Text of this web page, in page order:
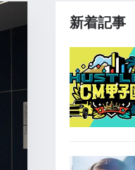
新着記事